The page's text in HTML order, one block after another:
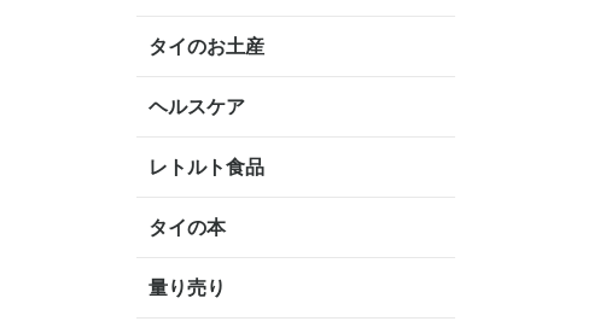
タイのお土産
ヘルスケア
レトルト食品
タイの本
量り売り